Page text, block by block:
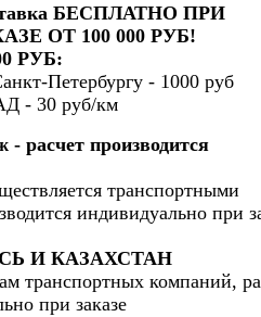
БЕСПЛАТНО ПРИ
ОТ 100 000 РУБ!
РУБ:
Петербургу - 1000 руб
- 30 руб/км
расчет производится
транспортными
индивидуально при
И КАЗАХСТАН
транспортных компаний,
при заказе